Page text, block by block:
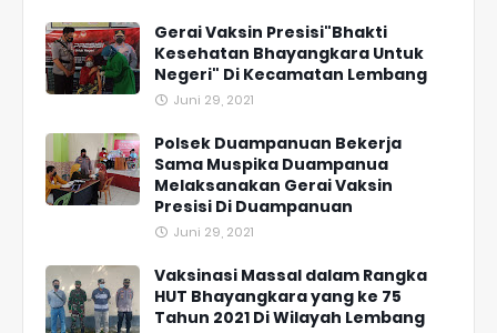
Gerai Vaksin Presisi"Bhakti
Kesehatan Bhayangkara Untuk
Negeri" Di Kecamatan Lembang
Juni 29, 2021
Polsek Duampanuan Bekerja
Sama Muspika Duampanua
Melaksanakan Gerai Vaksin
Presisi Di Duampanuan
Juni 29, 2021
Vaksinasi Massal dalam Rangka
HUT Bhayangkara yang ke 75
Tahun 2021 Di Wilayah Lembang